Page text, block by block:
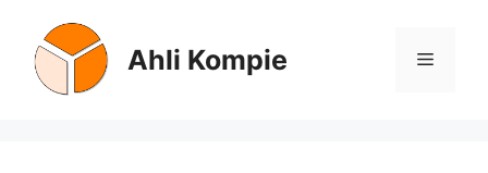
content
Ahli Kompie Menu